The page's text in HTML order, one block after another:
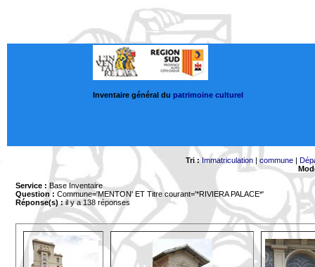
Inventaire général du patrimoine culturel
Tri : Immatriculation |commune |
Service : Base Inventaire
Question : Commune='MENTON' ET Titre courant='*RIVIERA PALACE*'
Réponse(s) :il y a 138 réponses